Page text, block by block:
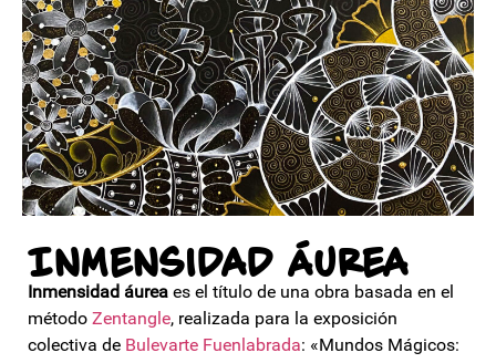
Inmensidad áurea
Inmensidad áurea es el título de una obra basada en el
método Zentangle, realizada para la exposición
colectiva de Bulevarte Fuenlabrada: «Mundos Mágicos: